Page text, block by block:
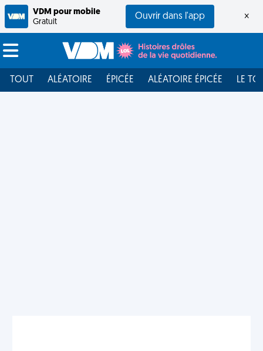
VDM pour mobile
Gratuit
Ouvrir dans l'app ×
TOUT ALÉATOIRE ÉPICÉE ALÉATOIRE ÉPICÉE LE